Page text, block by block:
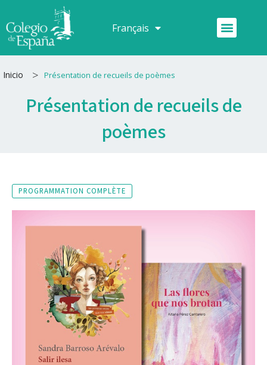
au
contenu
Français
Español Menu
Inicio > Présentation de recueils de poèmes
Présentation de recueils de
poèmes
PROGRAMMATION COMPLÈTE